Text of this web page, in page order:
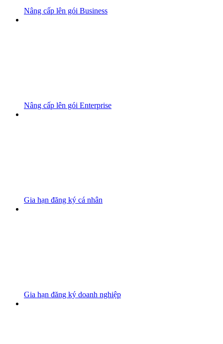
Nâng cấp lên gói Business
Nâng cấp lên gói Enterprise
Gia hạn đăng ký cá nhân
Gia hạn đăng ký doanh nghiệp